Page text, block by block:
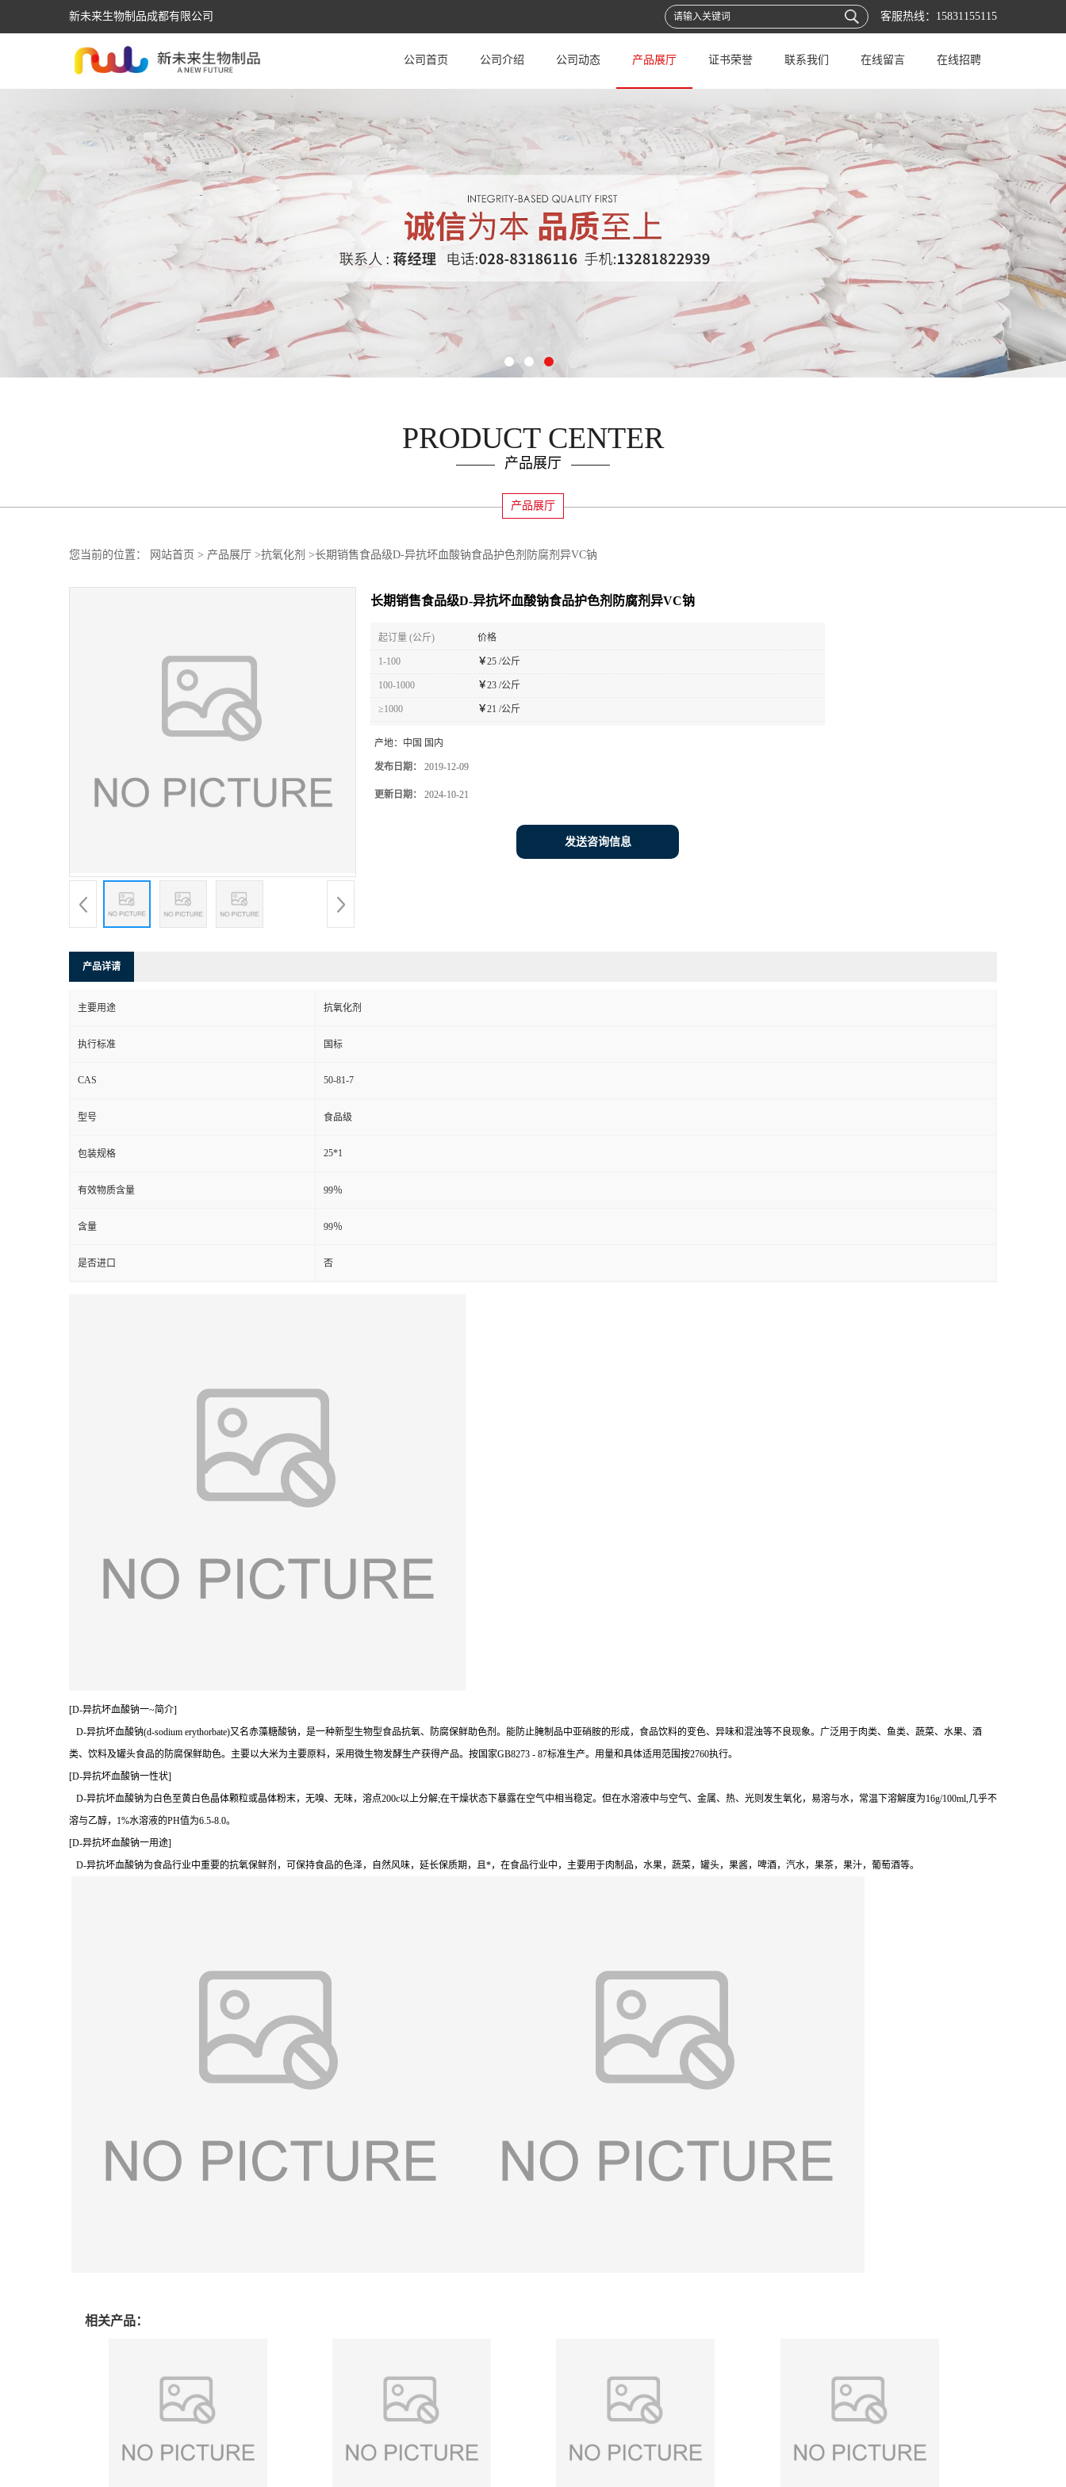
新未来生物制品成都有限公司 客服热线： 15831155115
公司首页 公司介绍 公司动态 产品展厅 证书荣誉 联系我们 在线留言 在线招聘
PRODUCT CENTER
产品展厅
产品展厅
您当前的位置： 网站首页 > 产品展厅 >抗氧化剂 >长期销售食品级D-异抗坏血酸钠食品护色剂防腐剂异VC钠
长期销售食品级D-异抗坏血酸钠食品护色剂防腐剂异VC钠
起订量 (公斤) 价格
1-100 ￥25 /公斤
100-1000 ￥23 /公斤
≥1000 ￥21 /公斤
产地： 中国 国内
发布日期： 2019-12-09
更新日期： 2024-10-21
发送咨询信息
产品详请
主要用途 抗氧化剂
执行标准 国标
CAS 50-81-7
型号 食品级
包装规格 25*1
有效物质含量 99％
含量 99％
是否进口 否
[D-异抗坏血酸钠一~简介]
D-异抗坏血酸钠(d-sodium erythorbate)又名赤藻糖酸钠，是一种新型生物型食品抗氧、防腐保鲜助色剂。能防止腌制品中亚硝胺的形成，食品饮料的变色、异味和混浊等不良现象。广泛用于肉类、鱼类、蔬菜、水果、酒
类、饮料及罐头食品的防腐保鲜助色。主要以大米为主要原料，采用微生物发酵生产获得产品。按国家GB8273 - 87标准生产。用量和具体适用范围按2760执行。
[D-异抗坏血酸钠一性状]
D-异抗坏血酸钠为白色至黄白色晶体颗粒或晶体粉末，无嗅、无味，溶点200c以上分解;在干燥状态下暴露在空气中相当稳定。但在水溶液中与空气、金属、热、光则发生氧化，易溶与水，常温下溶解度为16g/100ml,几乎不
溶与乙醇，1%水溶液的PH值为6.5-8.0。
[D-异抗坏血酸钠一用途]
D-异抗坏血酸钠为食品行业中重要的抗氧保鲜剂，可保持食品的色泽，自然风味，延长保质期，且*，在食品行业中，主要用于肉制品，水果，蔬菜，罐头，果酱，啤酒，汽水，果茶，果汁，葡萄酒等。
相关产品：